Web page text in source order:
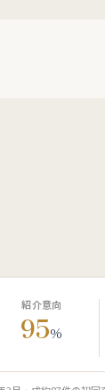
紹介意向
95%